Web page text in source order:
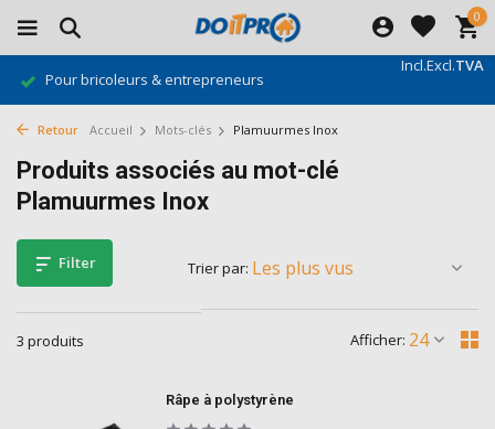
0
Incl.Excl.TVA
Pour bricoleurs & entrepreneurs
Retour Accueil Mots-clés Plamuurmes Inox
Produits associés au mot-clé
Plamuurmes Inox
Filter
3 produits Afficher:
Trier par:
Râpe à polystyrène